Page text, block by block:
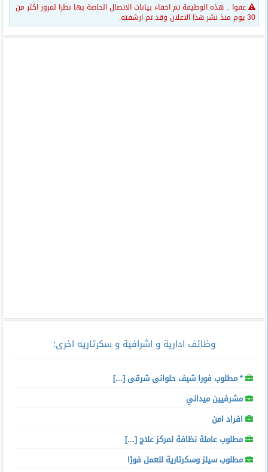
عفوا .. هذه الوظيفة تم اخفاء بيانات الاتصال الخاصة بها نظرا لمرور اكثر من
30 يوم منذ نشر هذا الاعلان وقد تم ارشفته.
وظائف ادارية و اشرافية و سكرتاريه اخرى:
* مطلوب فورا شيف حلوانى شرقى [...]
مشرفيين ميداني
افراد امن
مطلوب عاملة نظافة لمركز علاج [...]
مطلوب سيلز وسكرتارية للعمل فورًا